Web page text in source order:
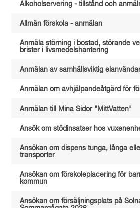
Alkoholservering - tillstånd och
Allmän förskola - anmälan
Anmäla störning i bostad, störande
brister i livsmedelshantering
Anmälan av samhällsviktig
Anmälan om avhjälpandeåtgärd för
Anmälan till Mina Sidor "MittVatten"
Ansök om stödinsatser hos
Ansökan om dispens tunga, långa
transporter
Ansökan om förskoleplacering för
kommun
Ansökan om försäljningsplats på